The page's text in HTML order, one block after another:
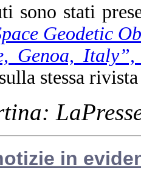
sono stati
Geodetic
Genoa,
stessa
in